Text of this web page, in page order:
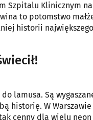
Szpitalu Klinicznym
to potomstwo
historii największego
lamusa. Są
historię. W Warszawie
cenny dla wielu